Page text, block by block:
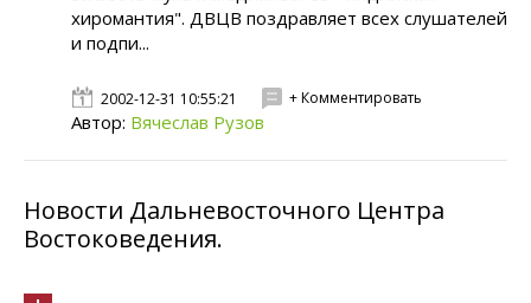
хиромантия". ДВЦВ поздравляет всех слушателей
и подпи...
2002-12-31 10:55:21 + Комментировать
Автор: Вячеслав Рузов
Новости Дальневосточного Центра
Востоковедения.